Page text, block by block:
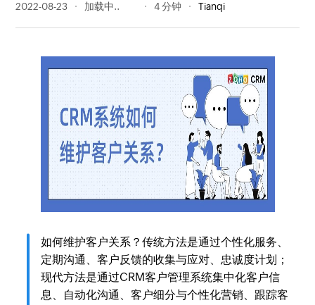
2022-08-23 1525 阅读量 4 分钟 Tianqi
如何维护客户关系？传统方法是通过个性化服务、
定期沟通、客户反馈的收集与应对、忠诚度计划；
现代方法是通过CRM客户管理系统集中化客户信
息、自动化沟通、客户细分与个性化营销、跟踪客